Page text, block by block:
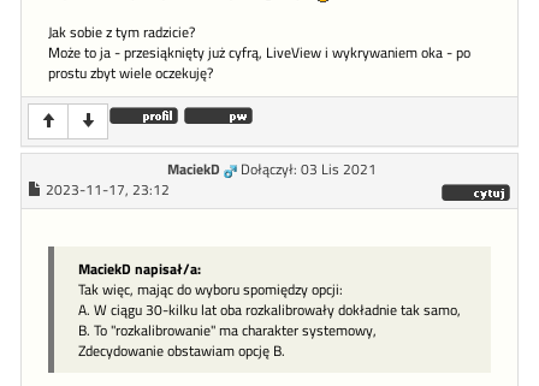
Jak sobie z tym radzicie?
Może to ja - przesiąknięty już cyfrą, LiveView i wykrywaniem oka - po
prostu zbyt wiele oczekuję?
MaciekD
Dołączył: 03 Lis 2021
2023-11-17, 23:12
MaciekD napisał/a:
Tak więc, mając do wyboru spomiędzy opcji:
A. W ciągu 30-kilku lat oba rozkalibrowały dokładnie tak samo,
B. To "rozkalibrowanie" ma charakter systemowy,
Zdecydowanie obstawiam opcję B.